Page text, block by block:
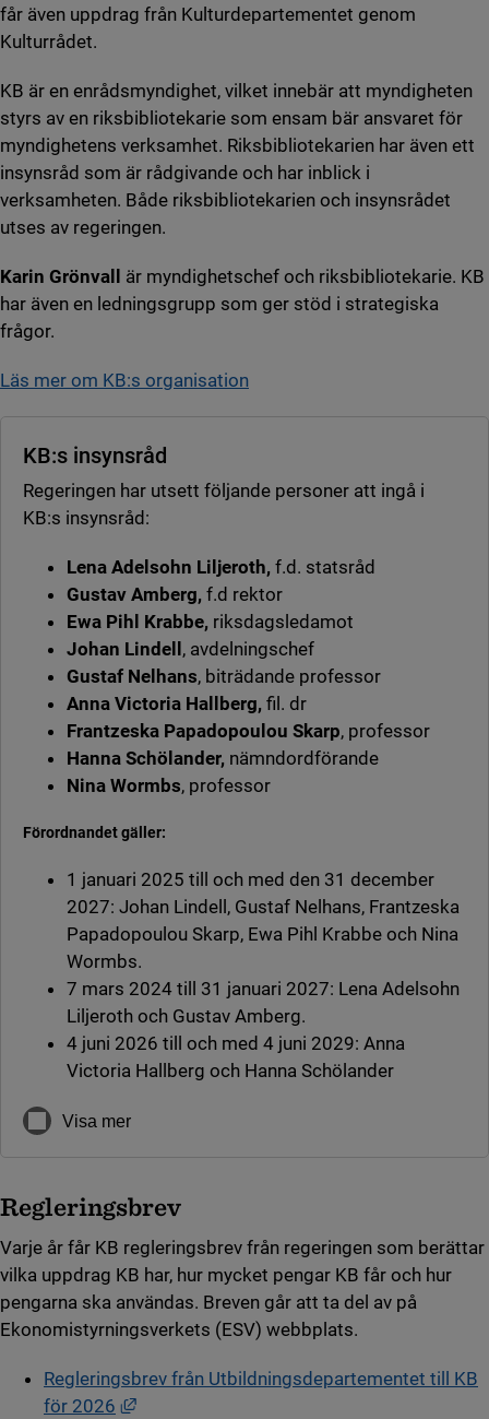
får även uppdrag från Kulturdepartementet genom
Kulturrådet.
KB är en enrådsmyndighet, vilket innebär att myndigheten
styrs av en riksbibliotekarie som ensam bär ansvaret för
myndighetens verksamhet. Riksbibliotekarien har även ett
insynsråd som är rådgivande och har inblick i
verksamheten. Både riksbibliotekarien och insynsrådet
utses av regeringen.
Karin Grönvall
är myndighetschef och riksbibliotekarie. KB
har även en ledningsgrupp som ger stöd i strategiska
frågor.
Läs mer om KB:s organisation
KB:s insynsråd
Regeringen har utsett följande personer att ingå i
KB:s insynsråd:
Lena Adelsohn Liljeroth, f.d. statsråd
Gustav Amberg, f.d rektor
Ewa Pihl Krabbe, riksdagsledamot
Johan Lindell , avdelningschef
Gustaf Nelhans, biträdande professor
Anna Victoria Hallberg, fil. dr
Frantzeska Papadopoulou Skarp, professor
Hanna Schölander, nämndordförande
Nina Wormbs, professor
Förordnandet gäller:
1 januari 2025 till och med den 31 december
2027: Johan Lindell, Gustaf Nelhans, Frantzeska
Papadopoulou Skarp, Ewa Pihl Krabbe och Nina
Wormbs.
7 mars 2024 till 31 januari 2027: Lena Adelsohn
Liljeroth och Gustav Amberg.
4 juni 2026 till och med 4 juni 2029: Anna
Victoria Hallberg och Hanna Schölander
Visa mer
Regleringsbrev
Varje år får KB regleringsbrev från regeringen som berättar
vilka uppdrag KB har, hur mycket pengar KB får och hur
pengarna ska användas. Breven går att ta del av på
Ekonomistyrningsverkets (ESV) webbplats.
Regleringsbrev från Utbildningsdepartementet till KB
för 2026
Länk till annan webbplats, öppnas i nytt